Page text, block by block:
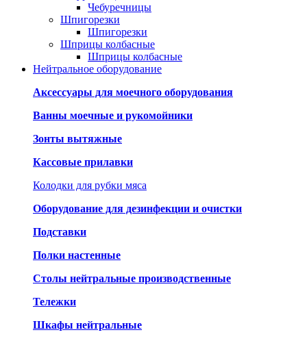
Чебуречницы
Шпигорезки
Шпигорезки
Шприцы колбасные
Шприцы колбасные
Нейтральное оборудование
Аксессуары для моечного оборудования
Ванны моечные и рукомойники
Зонты вытяжные
Кассовые прилавки
Колодки для рубки мяса
Оборудование для дезинфекции и очистки
Подставки
Полки настенные
Столы нейтральные производственные
Тележки
Шкафы нейтральные